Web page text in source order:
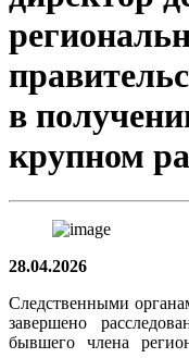
в
крупном
28.04.2026
Следственными
завершено
бывшего члена